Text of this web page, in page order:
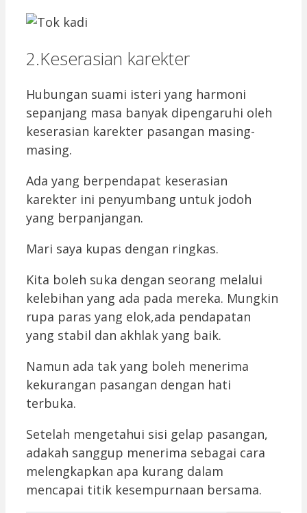
2.Keserasian karekter
Hubungan suami isteri yang harmoni
sepanjang masa banyak dipengaruhi oleh
keserasian karekter pasangan masing-
masing.
Ada yang berpendapat keserasian
karekter ini penyumbang untuk jodoh
yang berpanjangan.
Mari saya kupas dengan ringkas.
Kita boleh suka dengan seorang melalui
kelebihan yang ada pada mereka. Mungkin
rupa paras yang elok,ada pendapatan
yang stabil dan akhlak yang baik.
Namun ada tak yang boleh menerima
kekurangan pasangan dengan hati
terbuka.
Setelah mengetahui sisi gelap pasangan,
adakah sanggup menerima sebagai cara
melengkapkan apa kurang dalam
mencapai titik kesempurnaan bersama.